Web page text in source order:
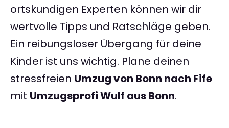
ortskundigen Experten können wir dir
wertvolle Tipps und Ratschläge geben.
Ein reibungsloser Übergang für deine
Kinder ist uns wichtig. Plane deinen
stressfreien Umzug von Bonn nach Fife
mit Umzugsprofi Wulf aus Bonn.